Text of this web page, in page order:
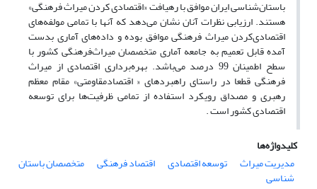
باستان‌شناسی ایران موافق با رهیافت «اقتصادی کردن میراث فرهنگی»
هستند. ارزیابی نظرات آنان نشان می‌دهد که آنها با تمامی مولفه‌های
اقتصادی‌کردن میراث فرهنگی موافق بوده و داده‌های آماری بدست
آمده قابل تعمیم به جامعه آماری متخصصان میراث‌فرهنگی کشور با
سطح اطمینان 99 درصد می‌باشد. بهره‌برداری اقتصادی از میراث
فرهنگی قطعا در راستای راهبرد‌های « اقتصاد‌مقاومتی» مقام معظم
رهبری و مصداق رویکرد‌ استفاده از تمامی ظرفیت‌ها برای توسعه
اقتصادی کشور است .
کلیدواژه‌ها
مدیریت میراث
توسعه اقتصادی اقتصاد فرهنگی متخصصان باستان
شناسی